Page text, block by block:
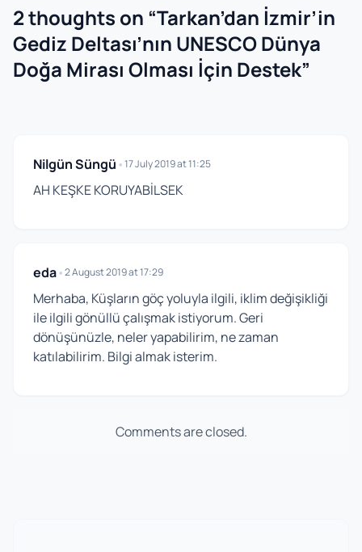
2 thoughts on “Tarkan’dan İzmir’in
Gediz Deltası’nın UNESCO Dünya
Doğa Mirası Olması İçin Destek”
Nilgün Süngü•17 July 2019 at 11:25
AH KEŞKE KORUYABİLSEK
eda•2 August 2019 at 17:29
Merhaba, Küşların göç yoluyla ilgili, iklim değişikliği
ile ilgili gönüllü çalışmak istiyorum. Geri
dönüşünüzle, neler yapabilirim, ne zaman
katılabilirim. Bilgi almak isterim.
Comments are closed.